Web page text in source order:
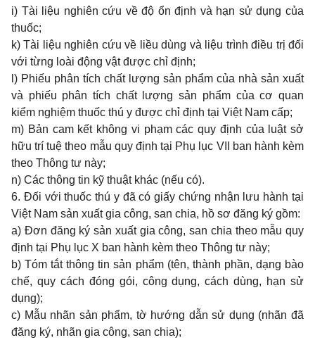
i) Tài liệu nghiên cứu về độ ổn định và hạn sử dụng của
thuốc;
k) Tài liệu nghiên cứu về liều dùng và liệu trình điều trị đối
với từng loài động vật được chỉ định;
l) Phiếu phân tích chất lượng sản phẩm của nhà sản xuất
và phiếu phân tích chất lượng sản phẩm của cơ quan
kiểm nghiệm thuốc thú y được chỉ định tại Việt Nam cấp;
m) Bản cam kết không vi phạm các quy định của luật sở
hữu trí tuệ theo mẫu quy định tại Phụ lục VII
ban hành kèm
theo Thông tư này;
n) Các thông tin kỹ thuật khác (nếu có).
6. Đối với thuốc thú y đã có giấy chứng nhận lưu hành tại
Việt Nam sản xuất gia công, san chia, hồ sơ đăng ký gồm:
a) Đơn đăng ký sản xuất gia công, san chia theo mẫu quy
định tại Phụ lục X ban hành kèm theo Thông tư này;
b) Tóm tắt thông tin sản phẩm (tên, thành phần, dạng bào
chế, quy cách đóng gói, công dụng, cách dùng, hạn sử
dụng);
c) Mẫu nhãn sản phẩm, tờ hướng dẫn sử dụng (nhãn đã
đăng ký, nhãn gia công, san chia);